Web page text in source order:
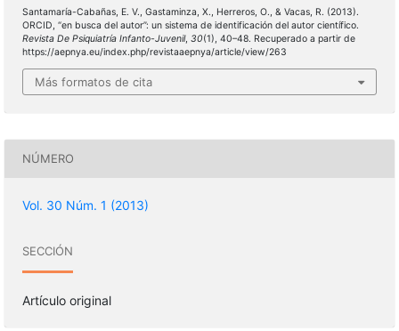
Santamaría-Cabañas, E. V., Gastaminza, X., Herreros, O., & Vacas, R. (2013).
ORCID, “en busca del autor”: un sistema de identificación del autor científico.
Revista De Psiquiatría Infanto-Juvenil, 30(1), 40–48. Recuperado a partir de
https://aepnya.eu/index.php/revistaaepnya/article/view/263
Más formatos de cita
NÚMERO
Vol. 30 Núm. 1 (2013)
SECCIÓN
Artículo original